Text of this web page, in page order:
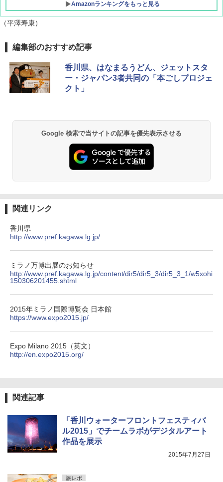
Amazonランキングをもっと見る
（平澤寿康）
編集部のおすすめ記事
香川県、はなまるうどん、ジェットスタ
ー・ジャパン3者共同の「本ごしプロジェ
クト」
Google 検索で当サイトの記事を優先表示させる
関連リンク
香川県
http://www.pref.kagawa.lg.jp/
ミラノ万博出展のお知らせ
http://www.pref.kagawa.lg.jp/content/dir5/dir5_3/dir5_3_1/w5xohi
150306201455.shtml
2015年ミラノ国際博覧会 日本館
https://www.expo2015.jp/
Expo Milano 2015（英文）
http://en.expo2015.org/
関連記事
「香川ウォーターフロントフェスティバ
ル2015」でチームラボがデジタルアート
作品を展示
2015年7月27日
旅レポ